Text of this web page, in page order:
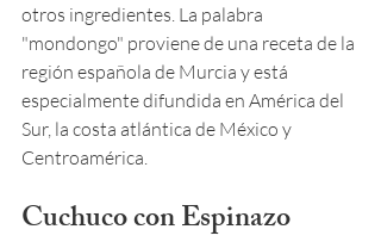
otros ingredientes. La palabra
"mondongo" proviene de una receta de la
región española de Murcia y está
especialmente difundida en América del
Sur, la costa atlántica de México y
Centroamérica.
Cuchuco con Espinazo